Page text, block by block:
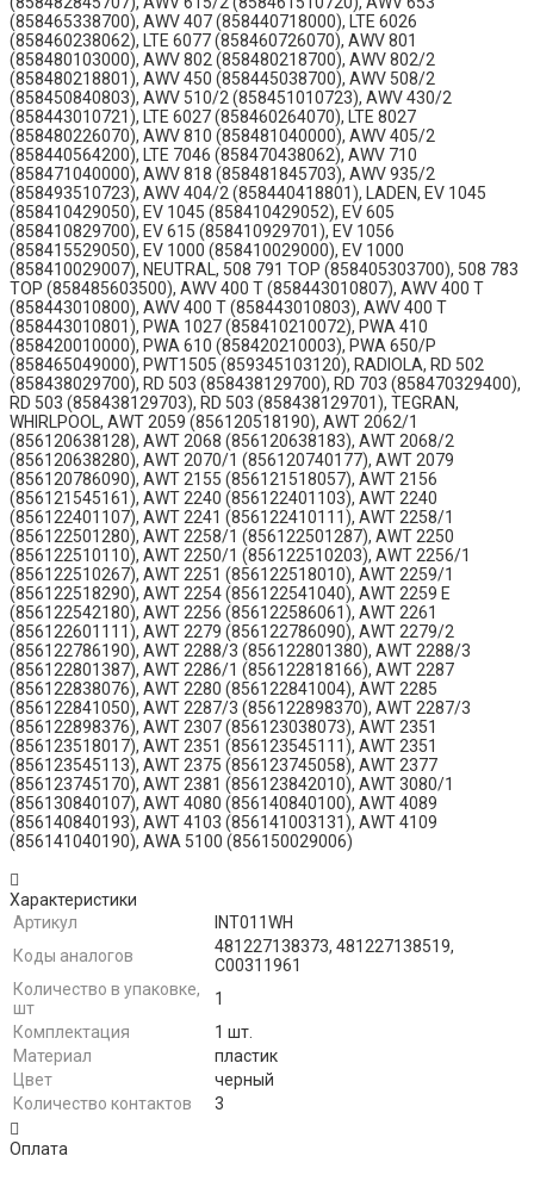
(858465338700), AWV 407 (858440718000), LTE 6026
(858460238062), LTE 6077 (858460726070), AWV 801
(858480103000), AWV 802 (858480218700), AWV 802/2
(858480218801), AWV 450 (858445038700), AWV 508/2
(858450840803), AWV 510/2 (858451010723), AWV 430/2
(858443010721), LTE 6027 (858460264070), LTE 8027
(858480226070), AWV 810 (858481040000), AWV 405/2
(858440564200), LTE 7046 (858470438062), AWV 710
(858471040000), AWV 818 (858481845703), AWV 935/2
(858493510723), AWV 404/2 (858440418801), LADEN, EV 1045
(858410429050), EV 1045 (858410429052), EV 605
(858410829700), EV 615 (858410929701), EV 1056
(858415529050), EV 1000 (858410029000), EV 1000
(858410029007), NEUTRAL, 508 791 TOP (858405303700), 508 783
TOP (858485603500), AWV 400 T (858443010807), AWV 400 T
(858443010800), AWV 400 T (858443010803), AWV 400 T
(858443010801), PWA 1027 (858410210072), PWA 410
(858420010000), PWA 610 (858420210003), PWA 650/P
(858465049000), PWT1505 (859345103120), RADIOLA, RD 502
(858438029700), RD 503 (858438129700), RD 703 (858470329400),
RD 503 (858438129703), RD 503 (858438129701), TEGRAN,
WHIRLPOOL, AWT 2059 (856120518190), AWT 2062/1
(856120638128), AWT 2068 (856120638183), AWT 2068/2
(856120638280), AWT 2070/1 (856120740177), AWT 2079
(856120786090), AWT 2155 (856121518057), AWT 2156
(856121545161), AWT 2240 (856122401103), AWT 2240
(856122401107), AWT 2241 (856122410111), AWT 2258/1
(856122501280), AWT 2258/1 (856122501287), AWT 2250
(856122510110), AWT 2250/1 (856122510203), AWT 2256/1
(856122510267), AWT 2251 (856122518010), AWT 2259/1
(856122518290), AWT 2254 (856122541040), AWT 2259 E
(856122542180), AWT 2256 (856122586061), AWT 2261
(856122601111), AWT 2279 (856122786090), AWT 2279/2
(856122786190), AWT 2288/3 (856122801380), AWT 2288/3
(856122801387), AWT 2286/1 (856122818166), AWT 2287
(856122838076), AWT 2280 (856122841004), AWT 2285
(856122841050), AWT 2287/3 (856122898370), AWT 2287/3
(856122898376), AWT 2307 (856123038073), AWT 2351
(856123518017), AWT 2351 (856123545111), AWT 2351
(856123545113), AWT 2375 (856123745058), AWT 2377
(856123745170), AWT 2381 (856123842010), AWT 3080/1
(856130840107), AWT 4080 (856140840100), AWT 4089
(856140840193), AWT 4103 (856141003131), AWT 4109
(856141040190), AWA 5100 (856150029006)
Характеристики
Артикул
INT011WH​
Коды аналогов
481227138373, 481227138519,
C00311961
Количество в упаковке,
шт
1
Комплектация
1 шт.
Материал
пластик
Цвет
черный
Количество контактов
3
Оплата